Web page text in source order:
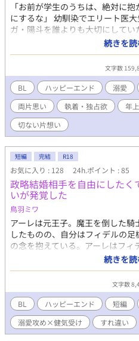
「お前が学生のうちは、絶対に
にするな」 幼馴染でエリート医
ガ・陽斗を誰よりも大切にして
ートを迎えたあの日。 本能に身
請る陽斗に対し、颯太は首筋を
流し、ある「信念」を自分に課
める大人になるまで、決して手
その「守るための拒絶」が、二人
せいで、颯ちゃんが汚れていく
大学の単位を落としたことを知っ
の足枷になっていると絶望し、身
抑制剤でヒートを耐え忍び、限界
砕いた。 「……壊れるまで、俺だ
た、熱く溺れるような日々。 け
ルファの「行動のすべて」は、
い。 「これは愛じゃなくて、義務
は、他にいるんでしょ？」 すれ違
えに「好き」と言えなかった天才
選んだ美容師の卵。 二人を繋ぐ
な奇跡――。 【独占欲の塊なエ
る一途な美形オメガ】
続きを
文字数
BL ハッピーエンド 溺愛
両片思い
執着・独占欲 年
切ない片想い
短編 完結 R18
お気に入り : 128 24h.ポイント : 85
政略結婚相手を自由にした
いが発覚した
鳥羽ミワ
アーレは元王子。魔王を倒した
したものの、自分はフィデルの
の念を抱えている。アーレはフィ
そこの形だけの政略結婚が心苦
討伐記念のパレードで、フィデ
うだとぼやく声を耳にしてしま
て離縁を申し出ると、フィデル
なたの夫になれたのに、どうして
ない」 圧倒的両片思い！ お互い
身を寄せ合い、見つめ合う。 夜、
はずもなく……。 数年越しの初
続きを
文字数
BL ハッピーエンド 短編
溺愛攻め×健気受け
すれ違い